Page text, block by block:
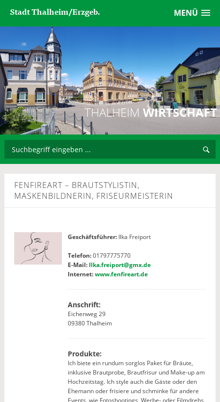
MENÜ
Stadt Thalheim/Erzgeb.
THALHEIM WIRTSCHAFT
FENFIREART – BRAUTSTYLISTIN,
MASKENBILDNERIN, FRISEURMEISTERIN
Geschäftsführer: Ilka Freiport
Telefon:01797775770
E-Mail: Ilka.freiport@gmx.de
Internet:www.fenfireart.de
Anschrift:
Eichenweg 29
09380 Thalheim
Produkte:
Ich biete ein rundum sorglos Paket für Bräute,
inklusive Brautprobe, Brautfrisur und Make-up am
Hochzeitstag. Ich style auch die Gäste oder den
Ehemann oder frisiere und schminke für andere
Events, wie Fotoshootings, Werbe- oder Filmdrehs